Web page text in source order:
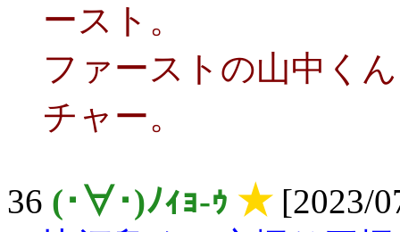
ースト。
ファーストの山中く
チャー。
36 (･∀･)ﾉｨｮ-ｩ ★[2023/